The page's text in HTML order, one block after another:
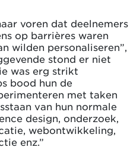
voren dat deelnemers
op barrières waren
wilden personaliseren”,
stond er niet
was erg strikt
bood hun de
met taken
van hun normale
design, onderzoek,
webontwikkeling,
enz.”